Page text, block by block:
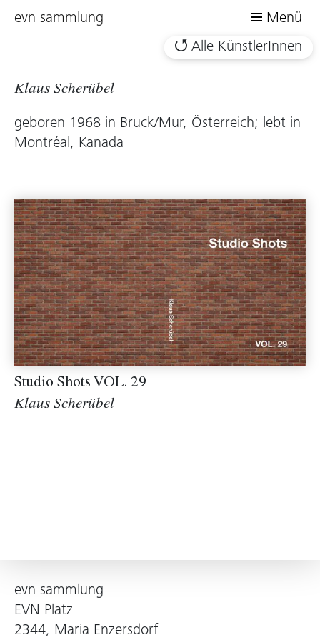
evn sammlung
Menü
Alle KünstlerInnen
Klaus Scherübel
geboren 1968 in Bruck/Mur, Österreich; lebt in
Montréal, Kanada
Studio Shots VOL. 29
Klaus Scherübel
evn sammlung
EVN Platz
2344, Maria Enzersdorf